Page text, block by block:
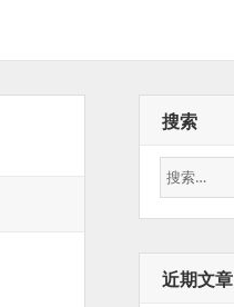
搜索
搜
索：
近期文章